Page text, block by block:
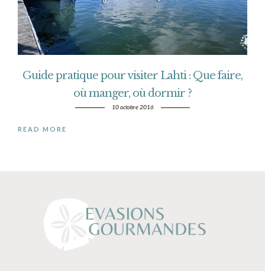
Guide pratique pour visiter Lahti : Que faire,
où manger, où dormir ?
10 octobre 2016
READ MORE